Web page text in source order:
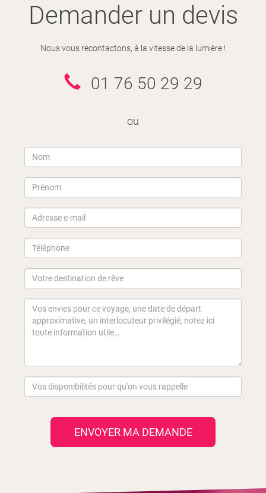
Demander un devis
Nous vous recontactons, à la vitesse de la lumière !
01 76 50 29 29
ou
ENVOYER MA DEMANDE